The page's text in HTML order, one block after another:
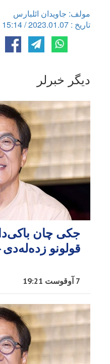
مولف: جاویدان ائلبارس
تاریخ : 2023.01.07 / 15:14
دیگر خبرلر
جکی چان
قولونو زده‌له‌دی
7 آوقوست 19:21